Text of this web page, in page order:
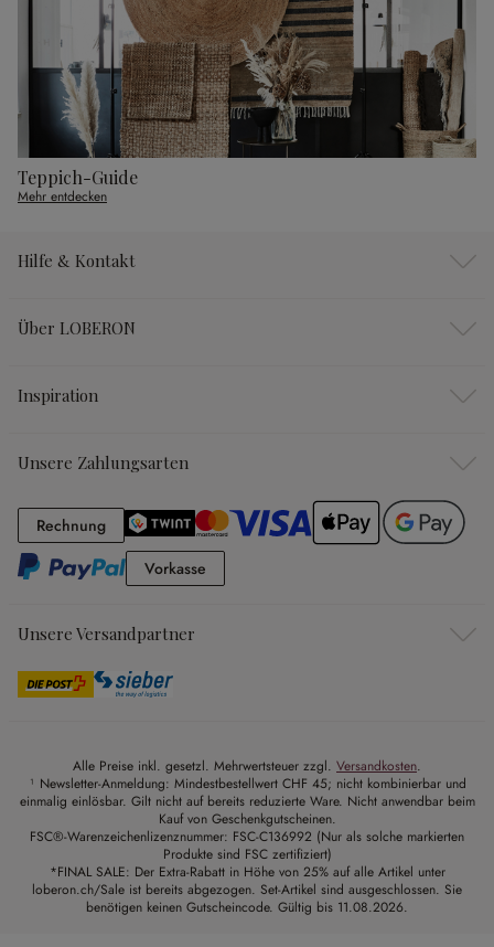
Teppich-Guide
Mehr entdecken
Hilfe & Kontakt
Über LOBERON
Inspiration
Unsere Zahlungsarten
RechnungRechnung
Vorkasse
Unsere Versandpartner
Alle Preise inkl. gesetzl. Mehrwertsteuer zzgl. Versandkosten.
¹ Newsletter-Anmeldung: Mindestbestellwert CHF 45; nicht kombinierbar und
einmalig einlösbar. Gilt nicht auf bereits reduzierte Ware. Nicht anwendbar beim
Kauf von Geschenkgutscheinen.
FSC®-Warenzeichenlizenznummer: FSC-C136992 (Nur als solche markierten
Produkte sind FSC zertifiziert)
*FINAL SALE: Der Extra-Rabatt in Höhe von 25% auf alle Artikel unter
loberon.ch/Sale ist bereits abgezogen. Set-Artikel sind ausgeschlossen. Sie
benötigen keinen Gutscheincode. Gültig bis 11.08.2026.